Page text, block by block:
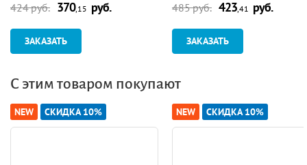
424 руб. 370,15 руб.
ЗАКАЗАТЬ
эстетическое развитие"
485 руб. 423 ,41 руб.
ЗАКАЗАТЬ
С этим товаром покупают
NEW СКИДКА 10% NEW СКИДКА 10%